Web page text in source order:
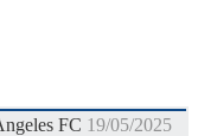
19/05/2025